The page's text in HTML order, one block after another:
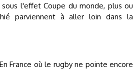
l'effet Coupe du monde, plus ou
parviennent à aller loin dans la
France où le rugby ne pointe encore